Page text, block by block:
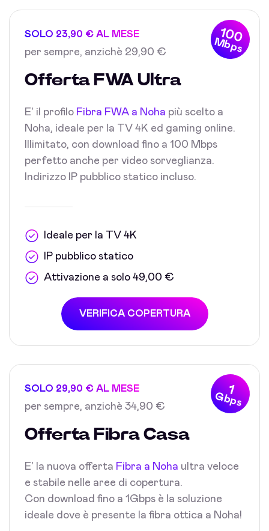
100
Mbps
SOLO 23,90 € AL MESE
per sempre, anzichè 29,90 €
Offerta FWA Ultra
E' il profilo Fibra FWA a Noha più scelto a
Noha, ideale per la TV 4K ed gaming online.
Illimitato, con download fino a 100 Mbps
perfetto anche per video sorveglianza.
Indirizzo IP pubblico statico incluso.
Ideale per la TV 4K
IP pubblico statico
Attivazione a solo 49,00 €
VERIFICA COPERTURA
1
Gbps
SOLO 29,90 € AL MESE
per sempre, anzichè 34,90 €
Offerta Fibra Casa
E' la nuova offerta Fibra a Noha ultra veloce
e stabile nelle aree di copertura.
Con download fino a 1Gbps è la soluzione
ideale dove è presente la fibra ottica a Noha!